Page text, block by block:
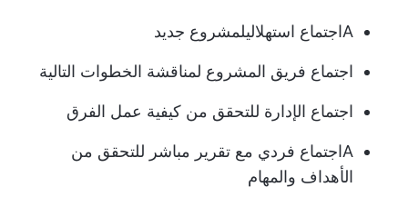
Aاجتماع استهلاليلمشروع جديد
اجتماع فريق المشروع لمناقشة الخطوات التالية
اجتماع الإدارة للتحقق من كيفية عمل الفرق
Aاجتماع فردي مع تقرير مباشر للتحقق من
الأهداف والمهام